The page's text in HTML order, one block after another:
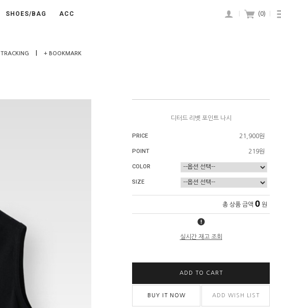
SHOES/BAG ACC (0)
TRACKING + BOOKMARK
디터드 리벳 포인트 나시
PRICE 21,900원
POINT 219원
COLOR
SIZE
총 상품 금액 0 원
실시간 재고 조회
ADD TO CART
BUY IT NOW ADD WISH LIST